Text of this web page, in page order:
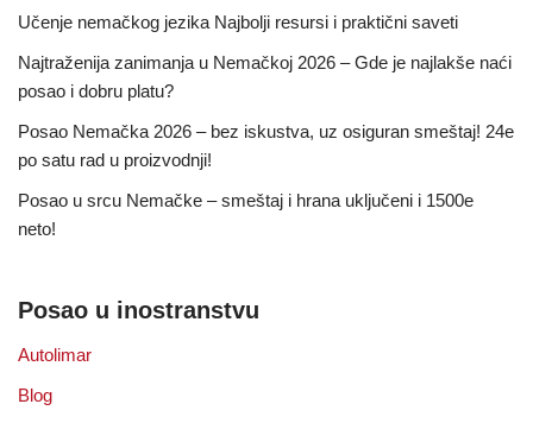
Učenje nemačkog jezika Najbolji resursi i praktični saveti
Najtraženija zanimanja u Nemačkoj 2026 – Gde je najlakše naći
posao i dobru platu?
Posao Nemačka 2026 – bez iskustva, uz osiguran smeštaj! 24e
po satu rad u proizvodnji!
Posao u srcu Nemačke – smeštaj i hrana uključeni i 1500e
neto!
Posao u inostranstvu
Autolimar
Blog